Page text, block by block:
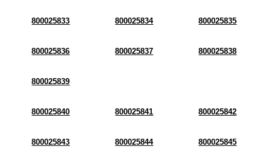
800025833 800025834 800025835
800025836 800025837 800025838
800025839
800025840 800025841 800025842
800025843 800025844 800025845